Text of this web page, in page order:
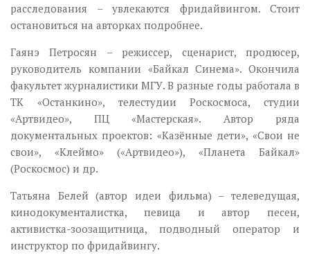
расследования – увлекаются фридайвингом. Стоит
остановиться на авторках подробнее.
Гаянэ Петросян – режиссер, сценарист, продюсер,
руководитель компании «Байкал Синема». Окончила
факультет журналистики МГУ. В разные годы работала в
ТК «Останкино», телестудии Роскосмоса, студии
«Артвидео», ПЦ «Мастерская». Автор ряда
документальных проектов: «Казённые дети», «Свои не
свои», «Клеймо» («Артвидео»), «Планета Байкал»
(Роскосмос) и др.
Татьяна Белей (автор идеи фильма) – телеведущая,
кинодокументалистка, певица и автор песен,
активистка-зоозащитница, подводный оператор и
инструктор по фридайвингу.